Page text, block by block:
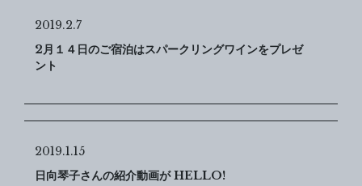
2019.2.7
2月１４日のご宿泊はスパークリングワインをプレゼ
ント
2019.1.15
日向琴子さんの紹介動画が HELLO!